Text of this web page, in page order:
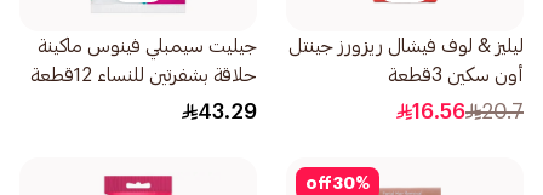
ليليز & لوف فيشال ريزورز جينتل
أون سكين 3قطعة
20.7
16.56
جيليت سيمبلي فينوس ماكينة
حلاقة بشفرتين للنساء 12قطعة
43.29
30%
off